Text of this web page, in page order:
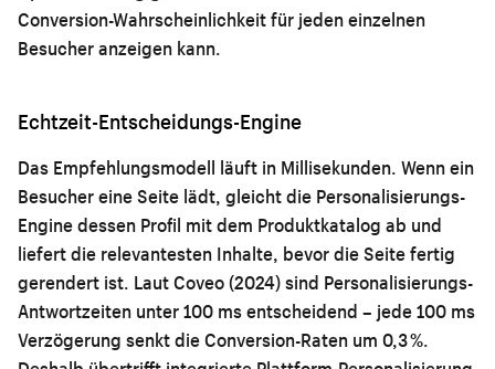
Conversion-Wahrscheinlichkeit für jeden einzelnen
Besucher anzeigen kann.
Echtzeit-Entscheidungs-Engine
Das Empfehlungsmodell läuft in Millisekunden. Wenn ein
Besucher eine Seite lädt, gleicht die Personalisierungs-
Engine dessen Profil mit dem Produktkatalog ab und
liefert die relevantesten Inhalte, bevor die Seite fertig
gerendert ist. Laut Coveo (2024) sind Personalisierungs-
Antwortzeiten unter 100 ms entscheidend – jede 100 ms
Verzögerung senkt die Conversion-Raten um 0,3 %.